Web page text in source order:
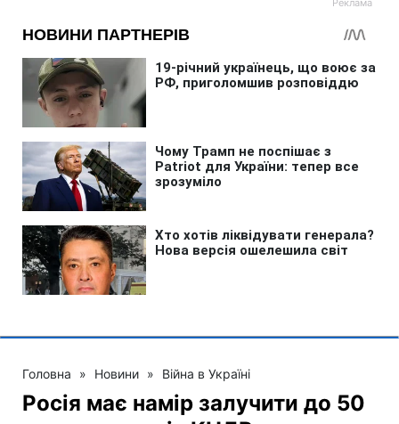
Головна » Новини » Війна в Україні
Росія має намір залучити до 50